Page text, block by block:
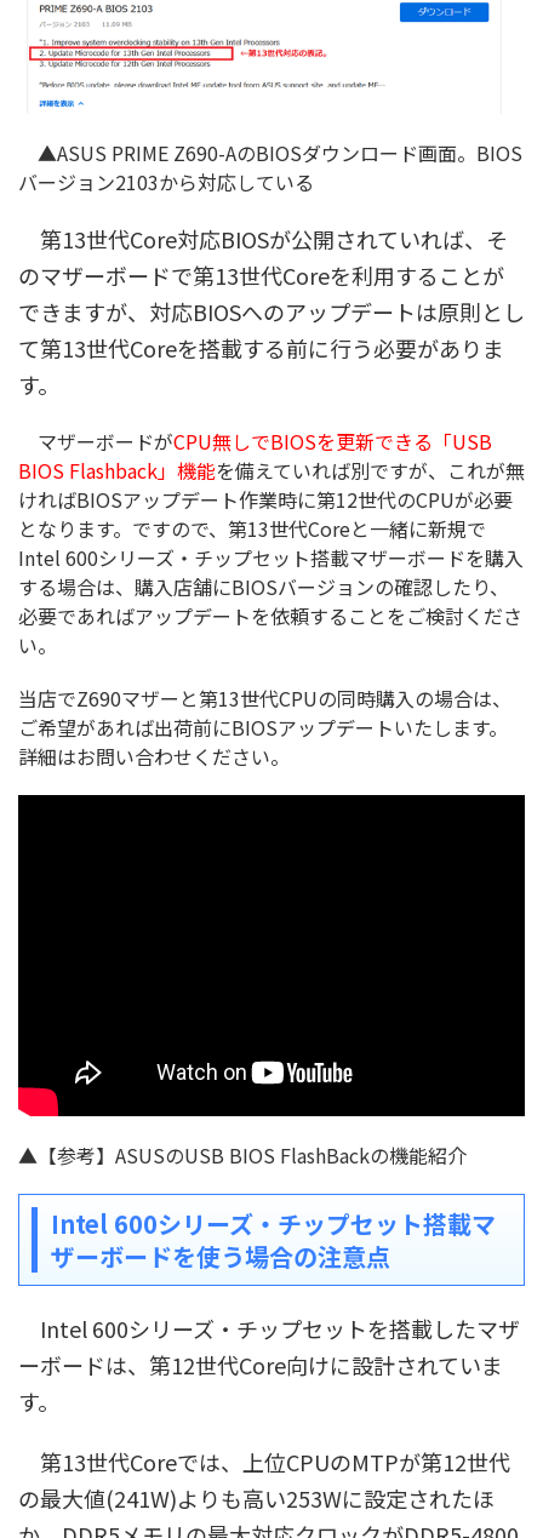
▲ASUS PRIME Z690-AのBIOSダウンロード画面。BIOS
バージョン2103から対応している
第13世代Core対応BIOSが公開されていれば、そ
のマザーボードで第13世代Coreを利用することが
できますが、対応BIOSへのアップデートは原則とし
て第13世代Coreを搭載する前に行う必要がありま
す。
マザーボードがCPU無しでBIOSを更新できる「USB
BIOS Flashback」機能を備えていれば別ですが、これが無
ければBIOSアップデート作業時に第12世代のCPUが必要
となります。ですので、第13世代Coreと一緒に新規で
Intel 600シリーズ・チップセット搭載マザーボードを購入
する場合は、購入店舗にBIOSバージョンの確認したり、
必要であればアップデートを依頼することをご検討くださ
い。
当店でZ690マザーと第13世代CPUの同時購入の場合は、
ご希望があれば出荷前にBIOSアップデートいたします。
詳細はお問い合わせください。
▲【参考】ASUSのUSB BIOS FlashBackの機能紹介
Intel 600シリーズ・チップセット搭載マ
ザーボードを使う場合の注意点
Intel 600シリーズ・チップセットを搭載したマザ
ーボードは、第12世代Core向けに設計されていま
す。
第13世代Coreでは、上位CPUのMTPが第12世代
の最大値(241W)よりも高い253Wに設定されたほ